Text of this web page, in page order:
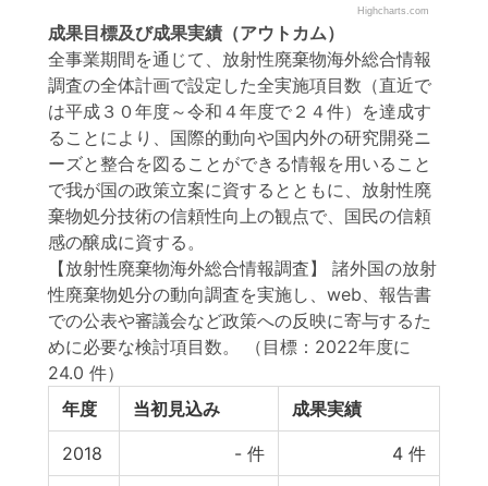
Highcharts.com
成果目標及び成果実績 （アウトカム）
全事業期間を通じて、放射性廃棄物海外総合情報
調査の全体計画で設定した全実施項目数（直近で
は平成３０年度～令和４年度で２４件）を達成す
ることにより、国際的動向や国内外の研究開発ニ
ーズと整合を図ることができる情報を用いること
で我が国の政策立案に資するとともに、放射性廃
棄物処分技術の信頼性向上の観点で、国民の信頼
感の醸成に資する。
【放射性廃棄物海外総合情報調査】 諸外国の放射
性廃棄物処分の動向調査を実施し、web、報告書
での公表や審議会など政策への反映に寄与するた
めに必要な検討項目数。
（目標：2022年度に
24.0 件）
年度
当初見込み 成果実績
2018 - 件 4 件